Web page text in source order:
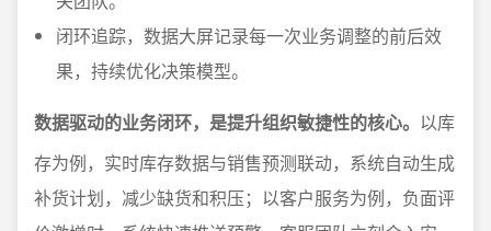
闭环追踪，数据大屏记录每一次业务调整的前后效
果，持续优化决策模型。
数据驱动的业务闭环，是提升组织敏捷性的核心。 以库
存为例，实时库存数据与销售预测联动，系统自动生成
补货计划，减少缺货和积压；以客户服务为例，负面评